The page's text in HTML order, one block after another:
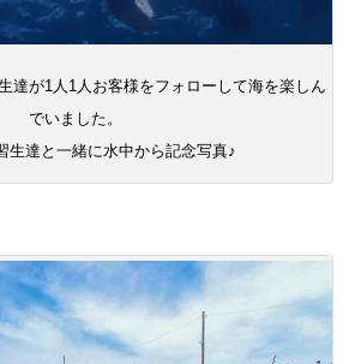
達が1人1人お客様をフォローして海を楽しん
でいました。
生達と一緒に水中から記念写真♪